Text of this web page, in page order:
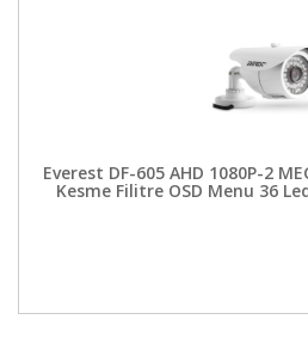
Everest DF-605 AHD 1080P-2
Kesme Filitre OSD Menu 36